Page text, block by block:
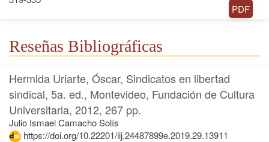
PDF
Reseñas Bibliográficas
Hermida Uriarte, Óscar, Sindicatos en libertad
sindical, 5a. ed., Montevideo, Fundación de Cultura
Universitaria, 2012, 267 pp.
Julio Ismael Camacho Solís
https://doi.org/10.22201/iij.24487899e.2019.29.13911